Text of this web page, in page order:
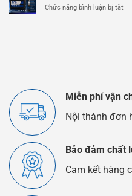
ÔVà
Thế
Chức năng bình luận bị tắt
Miễn phí vận
Nội thành đơn
Bảo đảm chất
Cam kết hàng